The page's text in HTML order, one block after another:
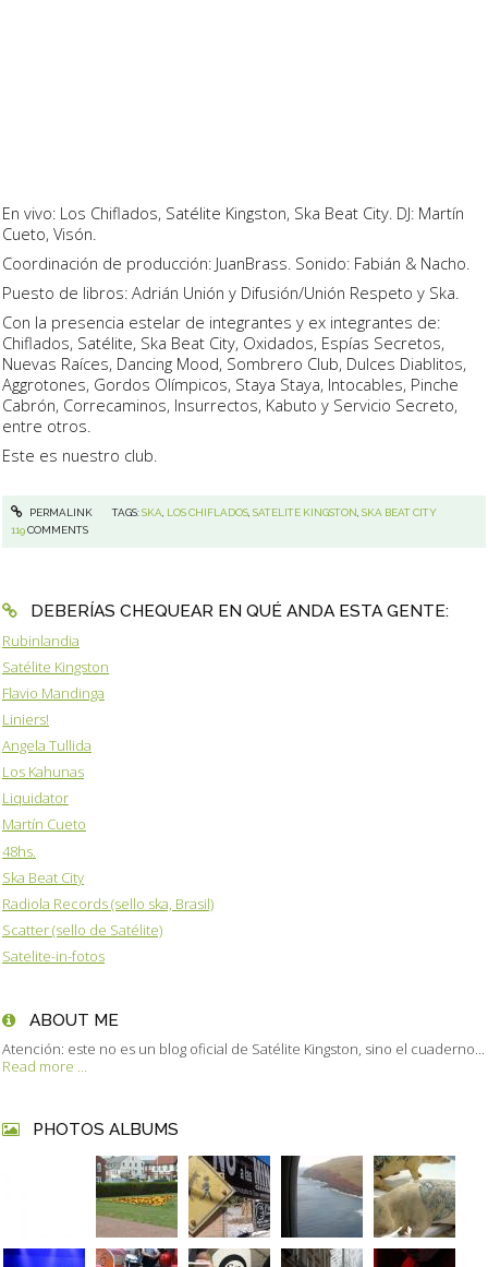
En vivo: Los Chiflados, Satélite Kingston, Ska Beat City. DJ: Martín
Cueto, Visón.
Coordinación de producción: JuanBrass. Sonido: Fabián & Nacho.
Puesto de libros: Adrián Unión y Difusión/Unión Respeto y Ska.
Con la presencia estelar de integrantes y ex integrantes de:
Chiflados, Satélite, Ska Beat City, Oxidados, Espías Secretos,
Nuevas Raíces, Dancing Mood, Sombrero Club, Dulces Diablitos,
Aggrotones, Gordos Olímpicos, Staya Staya, Intocables, Pinche
Cabrón, Correcaminos, Insurrectos, Kabuto y Servicio Secreto,
entre otros.
Este es nuestro club.
PERMALINK TAGS:SKA LOS CHIFLADOS, SATELITE KINGSTON SKA BEAT CITY
119COMMENTS
DEBERÍAS CHEQUEAR EN QUÉ ANDA ESTA GENTE:
Rubinlandia
Satélite Kingston
Flavio Mandinga
Liniers!
Angela Tullida
Los Kahunas
Liquidator
Martín Cueto
48hs.
Ska Beat City
Radiola Records (sello ska, Brasil)
Scatter (sello de Satélite)
Satelite-in-fotos
ABOUT ME
Atención: este no es un blog oficial de Satélite Kingston, sino el cuaderno...
Read more ...
PHOTOS ALBUMS